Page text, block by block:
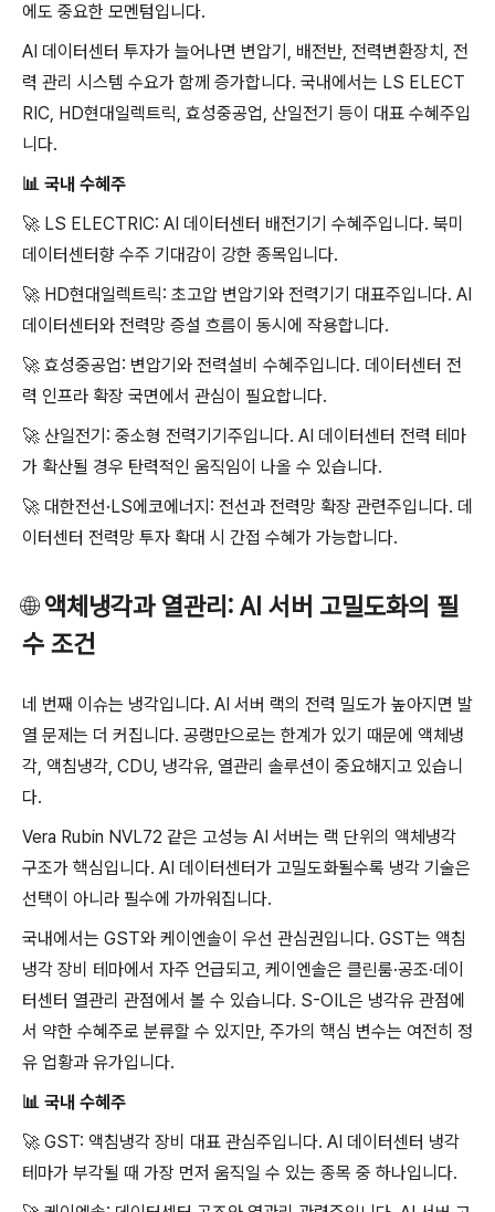
에도 중요한 모멘텀입니다.
AI 데이터센터 투자가 늘어나면 변압기, 배전반, 전력변환장치, 전
력 관리 시스템 수요가 함께 증가합니다. 국내에서는 LS ELECT
RIC, HD현대일렉트릭, 효성중공업, 산일전기 등이 대표 수혜주입
니다.
📊 국내 수혜주
🚀 LS ELECTRIC: AI 데이터센터 배전기기 수혜주입니다. 북미
데이터센터향 수주 기대감이 강한 종목입니다.
🚀 HD현대일렉트릭: 초고압 변압기와 전력기기 대표주입니다. AI
데이터센터와 전력망 증설 흐름이 동시에 작용합니다.
🚀 효성중공업: 변압기와 전력설비 수혜주입니다. 데이터센터 전
력 인프라 확장 국면에서 관심이 필요합니다.
🚀 산일전기: 중소형 전력기기주입니다. AI 데이터센터 전력 테마
가 확산될 경우 탄력적인 움직임이 나올 수 있습니다.
🚀 대한전선·LS에코에너지: 전선과 전력망 확장 관련주입니다. 데
이터센터 전력망 투자 확대 시 간접 수혜가 가능합니다.
🌐액체냉각과 열관리: AI 서버 고밀도화의 필
수 조건
네 번째 이슈는 냉각입니다. AI 서버 랙의 전력 밀도가 높아지면 발
열 문제는 더 커집니다. 공랭만으로는 한계가 있기 때문에 액체냉
각, 액침냉각, CDU, 냉각유, 열관리 솔루션이 중요해지고 있습니
다.
Vera Rubin NVL72 같은 고성능 AI 서버는 랙 단위의 액체냉각
구조가 핵심입니다. AI 데이터센터가 고밀도화될수록 냉각 기술은
선택이 아니라 필수에 가까워집니다.
국내에서는 GST와 케이엔솔이 우선 관심권입니다. GST는 액침
냉각 장비 테마에서 자주 언급되고, 케이엔솔은 클린룸·공조·데이
터센터 열관리 관점에서 볼 수 있습니다. S-OIL은 냉각유 관점에
서 약한 수혜주로 분류할 수 있지만, 주가의 핵심 변수는 여전히 정
유 업황과 유가입니다.
📊 국내 수혜주
🚀 GST: 액침냉각 장비 대표 관심주입니다. AI 데이터센터 냉각
테마가 부각될 때 가장 먼저 움직일 수 있는 종목 중 하나입니다.